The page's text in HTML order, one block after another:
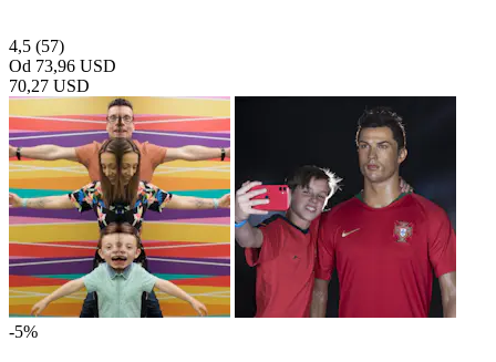
4,5 (57)
Od 73,96 USD
70,27 USD
-5%